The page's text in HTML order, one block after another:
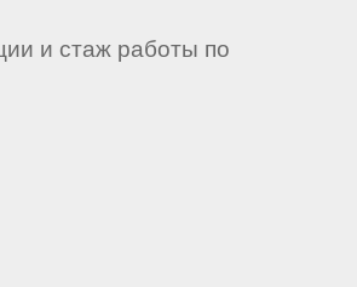
и стаж работы по